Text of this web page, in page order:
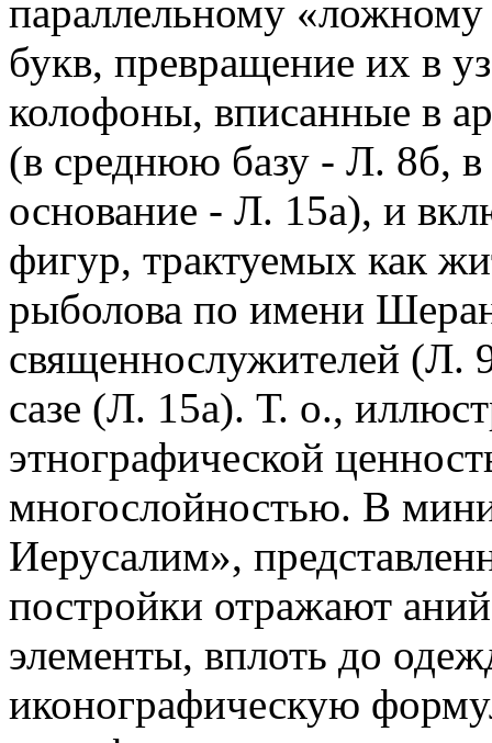
параллельному
букв, превращение их в
колофоны, вписанные в
(в среднюю базу - Л. 8б,
основание - Л. 15а), и
фигур, трактуемых как
рыболова по имени
священнослужителей (Л.
сазе (Л. 15а). Т. о.,
этнографической
многослойностью. В
Иерусалим»,
постройки отражают
элементы, вплоть до
иконографическую